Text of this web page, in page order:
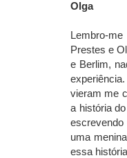
Olga
Lembro-
Prestes e
e Berlim,
vieram me
a história
escrevendo
uma
essa